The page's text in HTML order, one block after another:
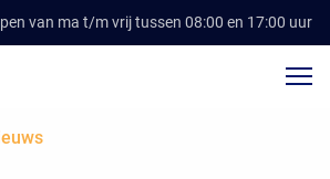
van ma t/m vrij tussen 08:00 en 17:00 uur